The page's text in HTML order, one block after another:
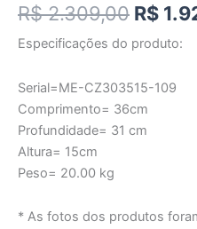
R$2.309,00 R$
Especificações do produto:
Serial=ME-CZ303515-109
Comprimento= 36cm
Profundidade= 31 cm
Altura= 15cm
Peso= 20.00 kg
* As fotos dos produtos